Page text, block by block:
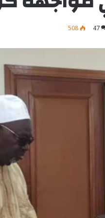
47
508